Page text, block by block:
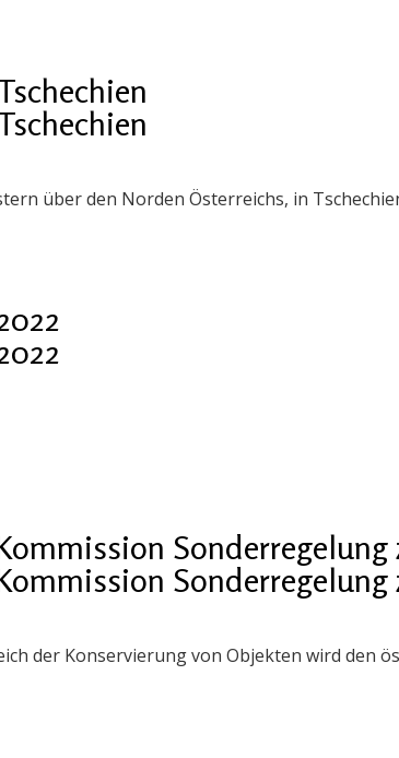
über den Norden Österreichs, in
der Konservierung von Objekten wird den